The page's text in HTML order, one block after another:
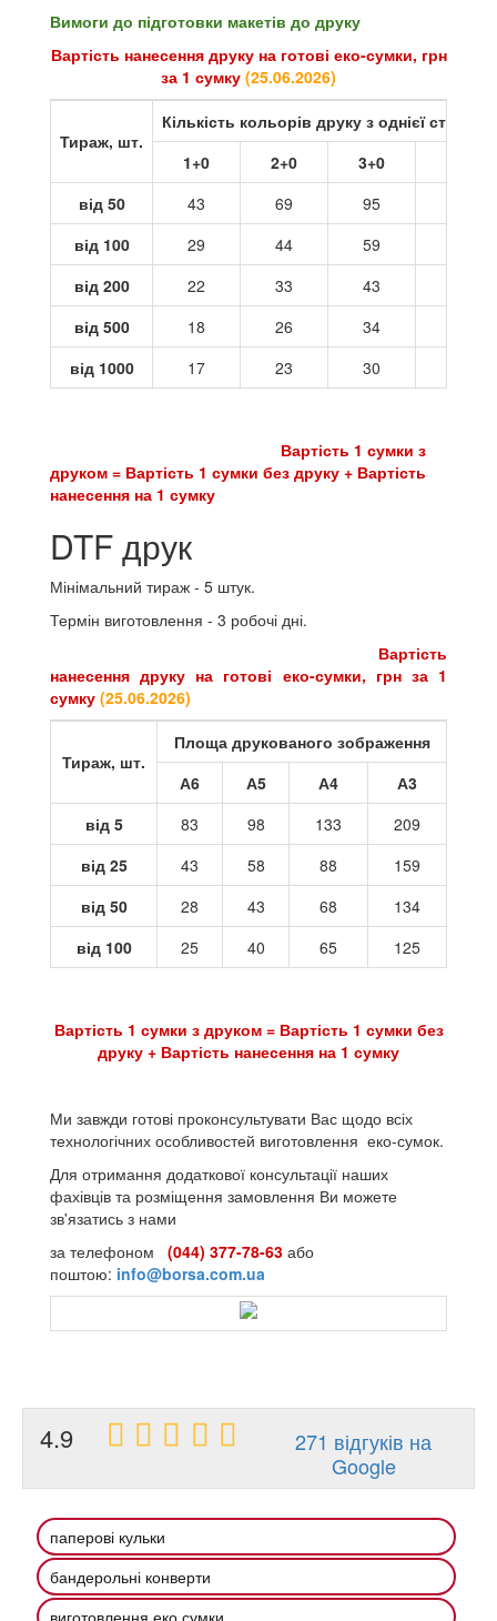
Вимоги до підготовки макетів до друку
Вартість нанесення друку на готові еко-сумки, грн
за 1 сумку (25.06.2026)
Тираж, шт.
Кількість кольорів друку з однієї сторони
1+0
2+0 3+0
від 50
43 69 95
від 100
29 44 59
від 200
22 33 43
від 500
18 26 34
від 1000
17 23 30
Вартість 1 сумки з
друком = Вартість 1 сумки без друку + Вартість
нанесення на 1 сумку
DTF друк
Мінімальний тираж - 5 штук.
Термін виготовлення - 3 робочі дні.
Вартість
нанесення друку на готові еко-сумки, грн за 1
сумку (25.06.2026)
Тираж, шт.
Площа друкованого зображення
А6
А5 А4
А3
від 5
83 98 133
209
від 25
43 58 88
159
від 50
28 43 68
134
від 100
25 40 65 125
Вартість 1 сумки з друком = Вартість 1 сумки без
друку + Вартість нанесення на 1 сумку
Ми завжди готові проконсультувати Вас щодо всіх
технологічних особливостей виготовлення еко-сумок.
Для отримання додаткової консультації наших
фахівців та розміщення замовлення Ви можете
зв'язатись з нами
за телефоном (044) 377-78-63 або
поштою: info@borsa.com.ua
4.9
271 відгуків на
Google
паперові кульки
бандерольні конверти
виготовлення еко сумки